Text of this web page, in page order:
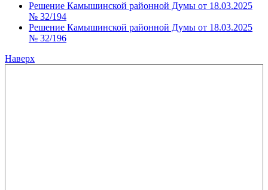
Решение Камышинской районной Думы от 18.03.2025
№ 32/194
Решение Камышинской районной Думы от 18.03.2025
№ 32/196
Наверх